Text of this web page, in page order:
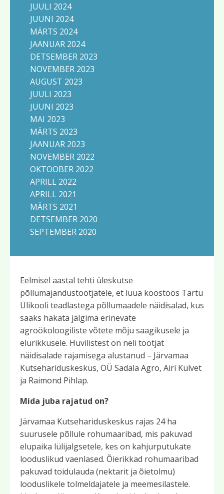
Eelmisel aastal tehti üleskutse
põllumajandustootjatele, et luua koostöös Tartu
Ülikooli teadlastega põllumaadele näidisalad, kus
saaks hakata jälgima erinevate
agroökoloogiliste võtete mõju saagikusele ja
elurikkusele. Huvilistest on neli tootjat
näidisalade rajamisega alustanud – Järvamaa
Kutsehariduskeskus, OÜ Sadala Agro, Airi Külvet
ja Raimond Pihlap.
Mida juba rajatud on?
Järvamaa Kutsehariduskeskus rajas 24 ha
suurusele põllule rohumaaribad, mis pakuvad
elupaika lülijalgsetele, kes on kahjurputukate
looduslikud vaenlased. Õierikkad rohumaaribad
pakuvad toidulauda (nektarit ja õietolmu)
looduslikele tolmeldajatele ja meemesilastele.
JUULI 2024
JUUNI 2024
MÄRTS 2024
JAANUAR 2024
DETSEMBER 2023
NOVEMBER 2023
AUGUST 2023
JUULI 2023
JUUNI 2023
MAI 2023
MÄRTS 2023
JAANUAR 2023
NOVEMBER 2022
OKTOOBER 2022
APRILL 2022
APRILL 2021
MÄRTS 2021
DETSEMBER 2020
SEPTEMBER 2020